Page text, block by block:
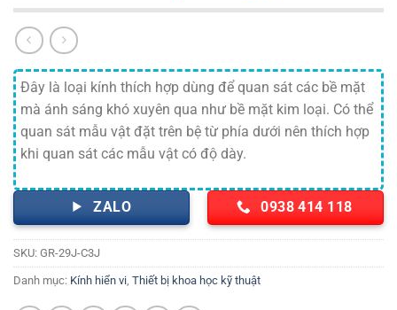
Đây là loại kính thích hợp dùng để quan sát các bề mặt
mà ánh sáng khó xuyên qua như bề mặt kim loại. Có thể
quan sát mẫu vật đặt trên bệ từ phía dưới nên thích hợp
khi quan sát các mẫu vật có độ dày.
ZALO 0938 414 118
SKU: GR-29J-C3J
Danh mục: Kính hiển vi, Thiết bị khoa học kỹ thuật